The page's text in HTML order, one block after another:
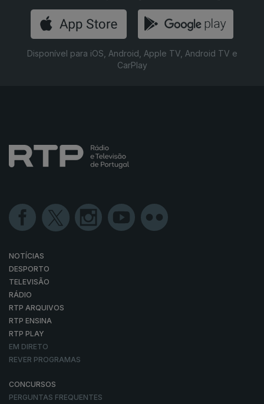
Disponível para iOS, Android, Apple TV, Android TV e
CarPlay
NOTÍCIAS
DESPORTO
TELEVISÃO
RÁDIO
RTP ARQUIVOS
RTP ENSINA
RTP PLAY
EM DIRETO
REVER PROGRAMAS
CONCURSOS
PERGUNTAS FREQUENTES